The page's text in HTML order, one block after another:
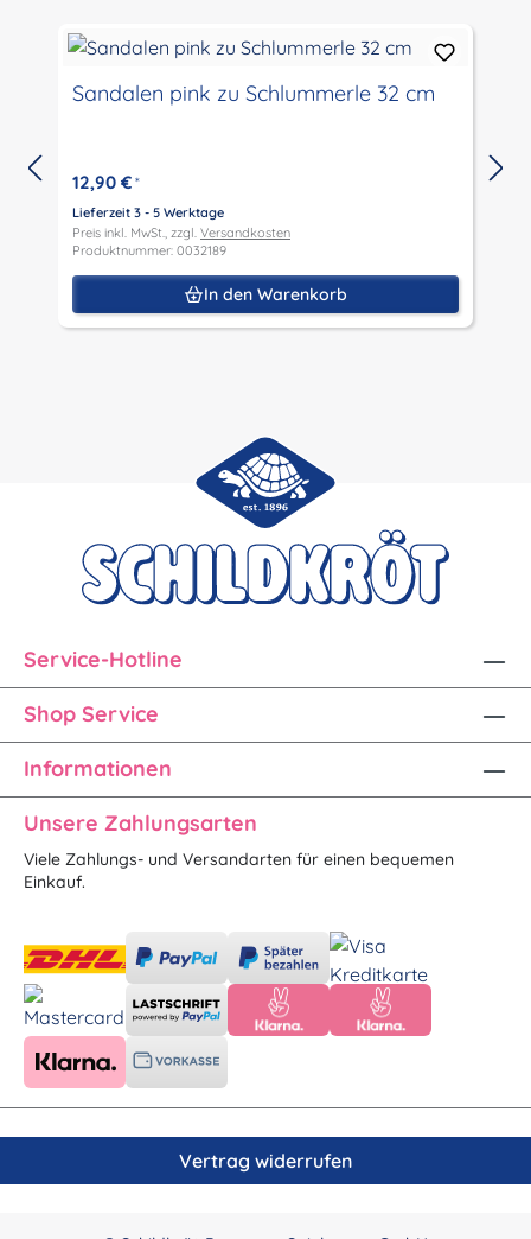
Sandalen pink zu Schlummerle 32 cm
12,90 € *
Lieferzeit 3 - 5 Werktage
Preis inkl. MwSt., zzgl. Versandkosten
Produktnummer: 0032189
In den Warenkorb
Service-Hotline
Shop Service
Informationen
Unsere Zahlungsarten
Viele Zahlungs- und Versandarten für einen bequemen
Einkauf.
Vertrag widerrufen